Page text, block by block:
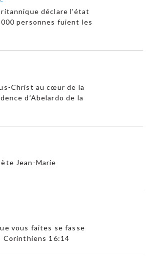
déclare l’état
personnes fuient les
Christ au cœur de la
d’Abelardo de la
Jean-Marie
vous faites se fasse
Corinthiens 16:14